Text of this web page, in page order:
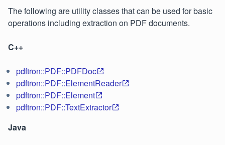
The following are utility classes that can be used for basic
operations including extraction on PDF documents.
C++
pdftron::PDF::PDFDoc
pdftron::PDF::ElementReader
pdftron::PDF::Element
pdftron::PDF::TextExtractor
Java